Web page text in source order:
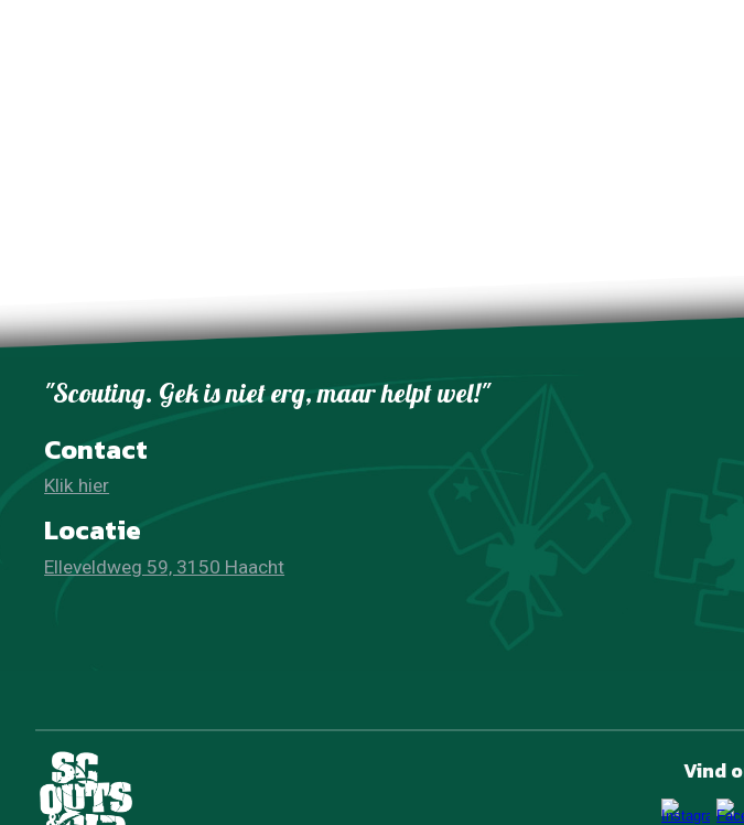
"Scouting. Gek is niet erg, maar helpt wel!"
Contact
Klik hier
Locatie
Elleveldweg 59, 3150 Haacht
Vind